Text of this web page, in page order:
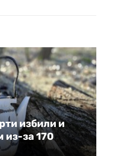
избили и
из-за 170